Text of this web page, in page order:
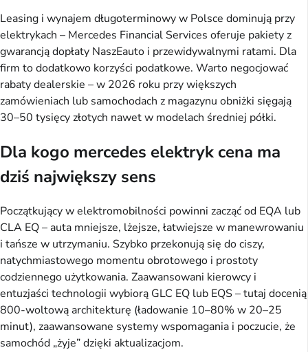
Leasing i wynajem długoterminowy w Polsce dominują przy
elektrykach – Mercedes Financial Services oferuje pakiety z
gwarancją dopłaty NaszEauto i przewidywalnymi ratami. Dla
firm to dodatkowo korzyści podatkowe. Warto negocjować
rabaty dealerskie – w 2026 roku przy większych
zamówieniach lub samochodach z magazynu obniżki sięgają
30–50 tysięcy złotych nawet w modelach średniej półki.
Dla kogo mercedes elektryk cena ma
dziś największy sens
Początkujący w elektromobilności powinni zacząć od EQA lub
CLA EQ – auta mniejsze, lżejsze, łatwiejsze w manewrowaniu
i tańsze w utrzymaniu. Szybko przekonują się do ciszy,
natychmiastowego momentu obrotowego i prostoty
codziennego użytkowania. Zaawansowani kierowcy i
entuzjaści technologii wybiorą GLC EQ lub EQS – tutaj docenią
800-woltową architekturę (ładowanie 10–80% w 20–25
minut), zaawansowane systemy wspomagania i poczucie, że
samochód „żyje” dzięki aktualizacjom.